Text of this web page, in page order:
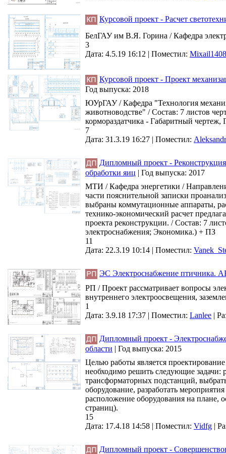
Курсовой проект - Расчет
БелГАУ им В.Я. Горина / Кафедра
3
Дата: 4.5.19 16:12 | Поместил: Mixail1408
Курсовой проект - Проект
Год выпуска: 2018
ЮУрГАУ / Кафедра "Технология
животноводстве" / Состав: 7 листов
кормораздатчика - Габаритный
7
Дата: 31.3.19 16:27 | Поместил:
Дипломный проект -
обработки яиц | Год выпуска: 2017
МТИ / Кафедра энергетики /
части пояснительной записки
выбраны коммутационные аппараты,
технико-экономический расчет
проекта реконструкции. / Состав: 7
электроснабжения; Экономика.) + ПЗ
11
Дата: 22.3.19 10:14 | Поместил:
ЭС Электроснабжение птичника.
РП / Проект рассматривает вопросы
внутреннего электроосвещения,
1
Дата: 3.9.18 17:37 | Поместил: Lanlee |
Дипломный проект -
области | Год выпуска: 2015
Целью работы является
необходимо решить следующие задачи:
трансформаторных подстанций,
оборудование, разработать
расположение оборудования на плане,
страниц).
15
Дата: 17.4.18 14:58 | Поместил: Vidfg |
Дипломный проект -